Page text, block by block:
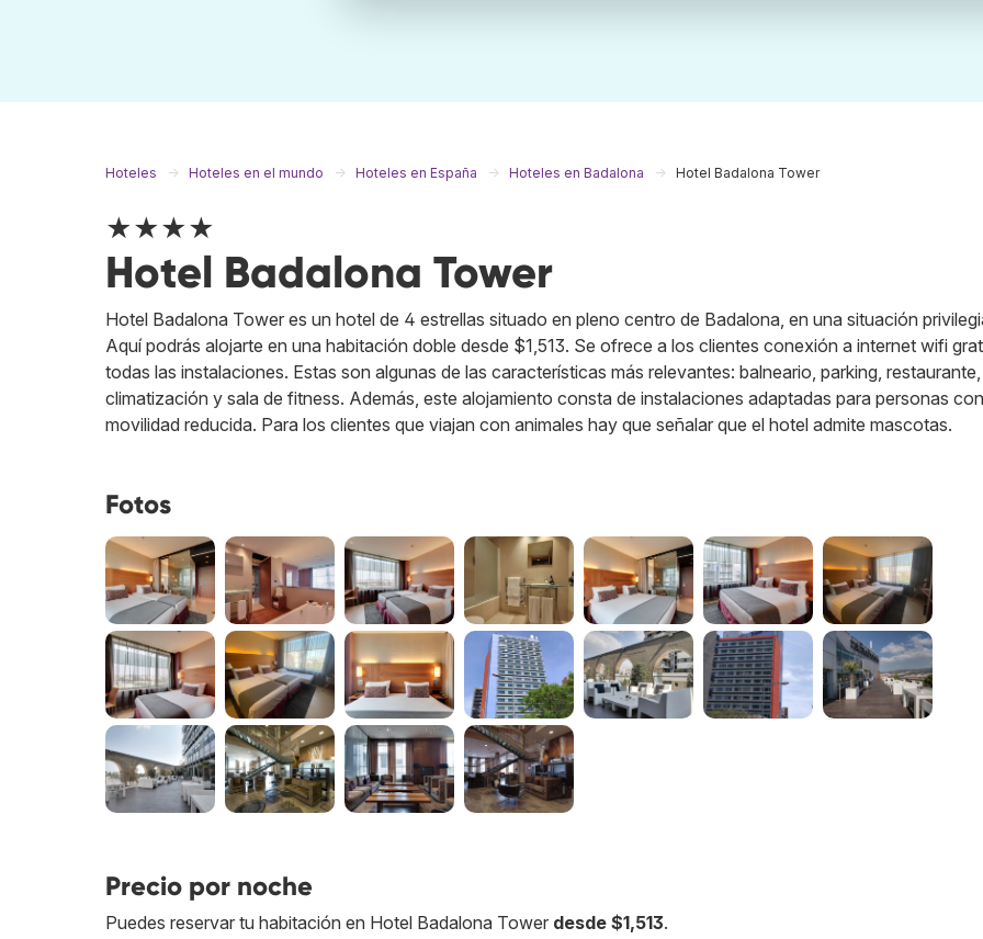
Hoteles Hoteles en el mundo Hoteles en España Hoteles en Badalona Hotel Badalona Tower
★★★★
Hotel Badalona Tower
Hotel Badalona Tower es un hotel de 4 estrellas situado en pleno centro de Badalona, en una situación
Aquí podrás alojarte en una habitación doble desde $1,513. Se ofrece a los clientes conexión a internet wifi
todas las instalaciones. Estas son algunas de las características más relevantes: balneario, parking, restaurante,
climatización y sala de fitness. Además, este alojamiento consta de instalaciones adaptadas para personas con
movilidad reducida. Para los clientes que viajan con animales hay que señalar que el hotel admite mascotas.
Fotos
Precio por noche
Puedes reservar tu habitación en Hotel Badalona Tower desde $1,513.